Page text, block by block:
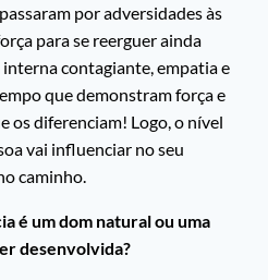
por adversidades às
para se reerguer ainda
contagiante, empatia e
que demonstram força e
os diferenciam! Logo, o nível
vai influenciar no seu
caminho.
é um dom natural ou uma
desenvolvida?